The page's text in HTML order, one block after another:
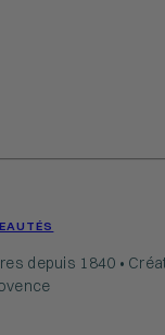
depuis 1840 •